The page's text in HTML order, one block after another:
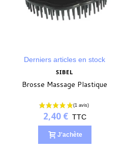
Derniers articles en stock
SIBEL
Brosse Massage Plastique
2,40 € TTC
J'achète